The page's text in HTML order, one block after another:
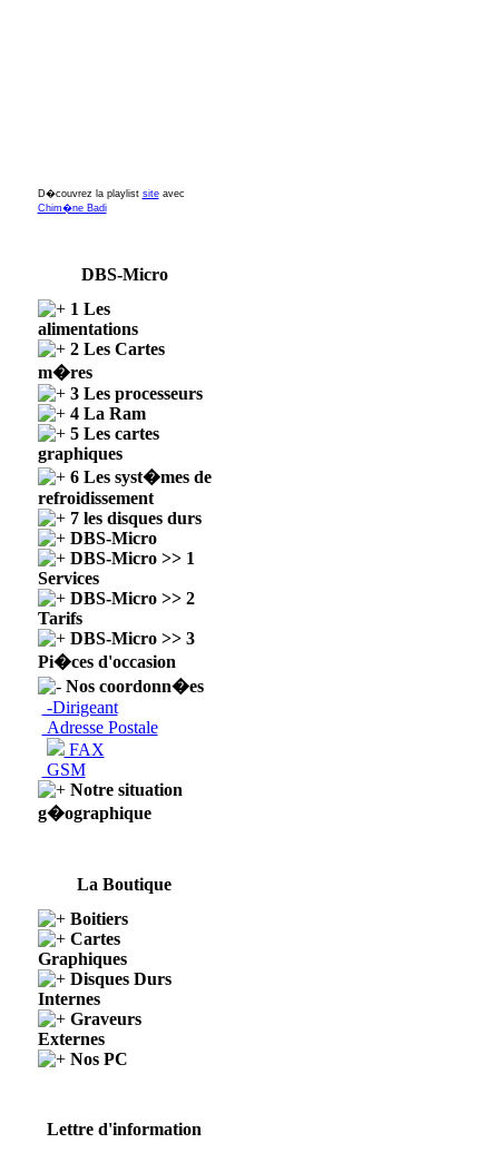
D�couvrez la playlist siteavec
Chim�ne Badi
DBS-Micro
1 Les
alimentations
2 Les Cartes
m�res
3 Les processeurs
4 La Ram
5 Les cartes
graphiques
6 Les syst�mes de
refroidissement
7 les disques durs
DBS-Micro
DBS-Micro >> 1
Services
DBS-Micro >> 2
Tarifs
DBS-Micro >> 3
Pi�ces d'occasion
Nos coordonn�es
-Dirigeant
Adresse Postale
FAX
GSM
Notre situation
g�ographique
La Boutique
Boitiers
Cartes
Graphiques
Disques Durs
Internes
Graveurs
Externes
Nos PC
Lettre d'information